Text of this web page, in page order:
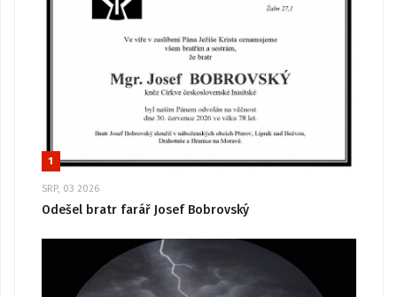
1
SRP, 03 2026
Odešel bratr farář Josef Bobrovský